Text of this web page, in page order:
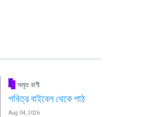
অমৃত বাণী
পবিত্র বাইবেল থেকে পাঠ
Aug 04, 2026